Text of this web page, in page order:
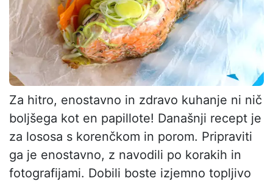
Za hitro, enostavno in zdravo kuhanje ni nič
boljšega kot en papillote! Današnji recept je
za lososa s korenčkom in porom. Pripraviti
ga je enostavno, z navodili po korakih in
fotografijami. Dobili boste izjemno topljivo